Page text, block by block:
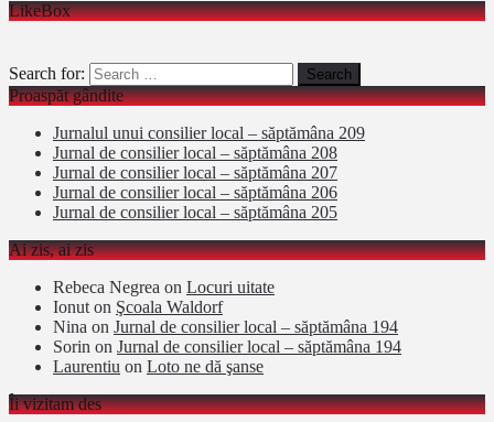
LikeBox
Search for:
Proaspăt gândite
Jurnalul unui consilier local – săptămâna 209
Jurnal de consilier local – săptămâna 208
Jurnal de consilier local – săptămâna 207
Jurnal de consilier local – săptămâna 206
Jurnal de consilier local – săptămâna 205
Ai zis, ai zis
Rebeca Negrea on Locuri uitate
Ionut on Şcoala Waldorf
Nina on Jurnal de consilier local – săptămâna 194
Sorin on Jurnal de consilier local – săptămâna 194
Laurentiu on Loto ne dă şanse
Îi vizitam des